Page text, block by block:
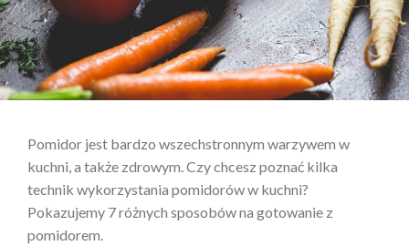
Pomidor jest bardzo wszechstronnym warzywem w
kuchni, a także zdrowym. Czy chcesz poznać kilka
technik wykorzystania pomidorów w kuchni?
Pokazujemy 7 różnych sposobów na gotowanie z
pomidorem.